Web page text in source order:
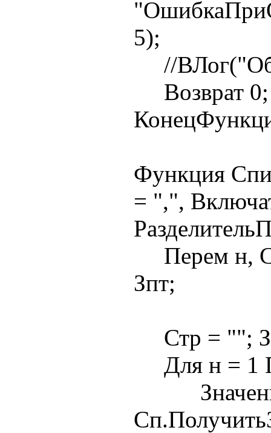
5);
//
Возврат 0;
Функция
= ",",
Перем н,
Зпт;
Стр = "";
Для н = 1